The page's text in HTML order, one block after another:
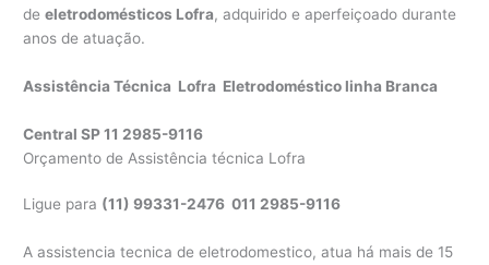
deeletrodomésticos Lofra, adquirido e aperfeiçoado durante
anos de atuação.
Assistência Técnica Lofra Eletrodoméstico linha Branca
Central SP 11 2985-9116
Orçamento de Assistência técnica Lofra
Ligue para (11) 99331-2476 011 2985-9116
A assistencia tecnica de eletrodomestico, atua há mais de 15